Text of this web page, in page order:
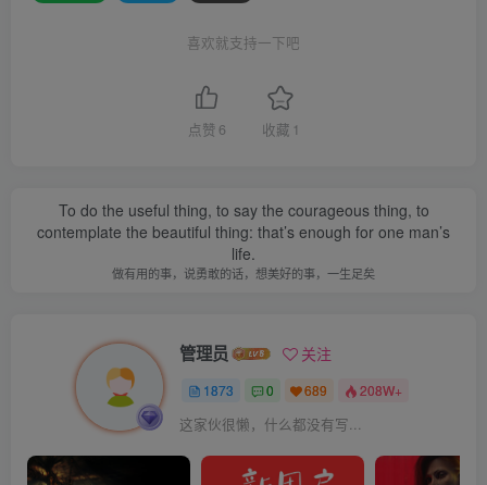
喜欢就支持一下吧
点赞 6 收藏 1
To do the useful thing, to say the courageous thing, to
contemplate the beautiful thing: that’s enough for one man’s
life.
做有用的事，说勇敢的话，想美好的事，一生足矣
管理员 关注
1873 0 689 208W+
这家伙很懒，什么都没有写...